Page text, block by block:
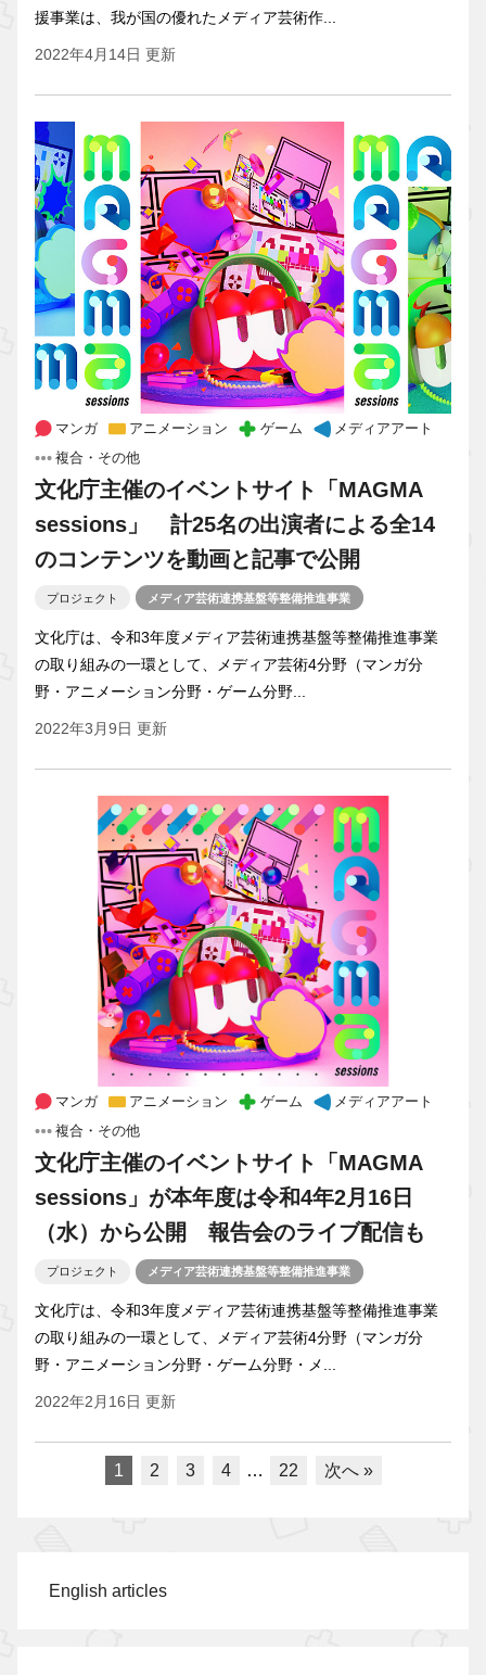
援事業は、我が国の優れたメディア芸術作...
2022年4月14日 更新
マンガ アニメーション ゲーム
メディアアート
複合・その他
文化庁主催のイベントサイト「MAGMA
sessions」 計25名の出演者による全14
のコンテンツを動画と記事で公開
プロジェクト メディア芸術連携基盤等整備推進事業
文化庁は、令和3年度メディア芸術連携基盤等整備推進事業
の取り組みの一環として、メディア芸術4分野（マンガ分
野・アニメーション分野・ゲーム分野...
2022年3月9日 更新
マンガ アニメーション ゲーム
メディアアート
複合・その他
文化庁主催のイベントサイト「MAGMA
sessions」が本年度は令和4年2月16日
（水）から公開 報告会のライブ配信も
プロジェクト メディア芸術連携基盤等整備推進事業
文化庁は、令和3年度メディア芸術連携基盤等整備推進事業
の取り組みの一環として、メディア芸術4分野（マンガ分
野・アニメーション分野・ゲーム分野・メ...
2022年2月16日 更新
1 2 3 4 … 22 次へ »
English articles